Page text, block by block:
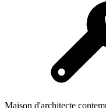
Maison d'architecte